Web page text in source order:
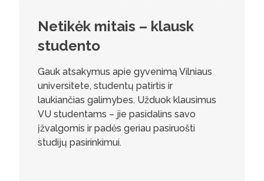
Netikėk mitais – klausk
studento
Gauk atsakymus apie gyvenimą Vilniaus
universitete, studentų patirtis ir
laukiančias galimybes. Užduok klausimus
VU studentams – jie pasidalins savo
įžvalgomis ir padės geriau pasiruošti
studijų pasirinkimui.